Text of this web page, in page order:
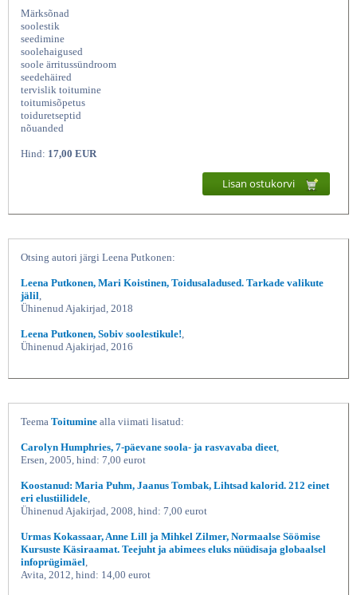
Sobiv soolestikule! Tundliku kõhu
Märksõnad
soolestik
seedimine
soolehaigused
soole ärritussündroom
seedehäired
tervislik toitumine
toitumisõpetus
toiduretseptid
nõuanded
Hind: 17,00 EUR
Lisan ostukorvi
Otsing autori järgi Leena Putkonen:
Leena Putkonen, Mari Koistinen, Toidusaladused. Tarkade valikute
jälil
Ühinenud Ajakirjad, 2018
Leena Putkonen, Sobiv soolestikule!
Ühinenud Ajakirjad, 2016
Teema Toitumine alla viimati lisatud:
Carolyn Humphries, 7-päevane soola- ja rasvavaba dieet
Ersen, 2005, hind: 7,00 eurot
Koostanud: Maria Puhm, Jaanus Tombak, Lihtsad kalorid. 212 einet
eri elustiilidele
Ühinenud Ajakirjad, 2008, hind: 7,00 eurot
Urmas Kokassaar, Anne Lill ja Mihkel Zilmer, Normaalse Söömise
Kursuste Käsiraamat. Teejuht ja abimees eluks nüüdisaja globaalsel
infoprügimäel
Avita, 2012, hind: 14,00 eurot